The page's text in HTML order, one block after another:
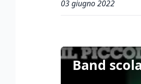
03 giugno 2022
Band